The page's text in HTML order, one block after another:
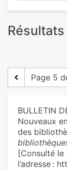
Résultats
Page 5
BULLETIN
Nouveaux
des
[Consulté
l’adresse :